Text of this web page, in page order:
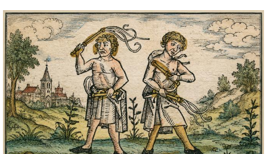
Image